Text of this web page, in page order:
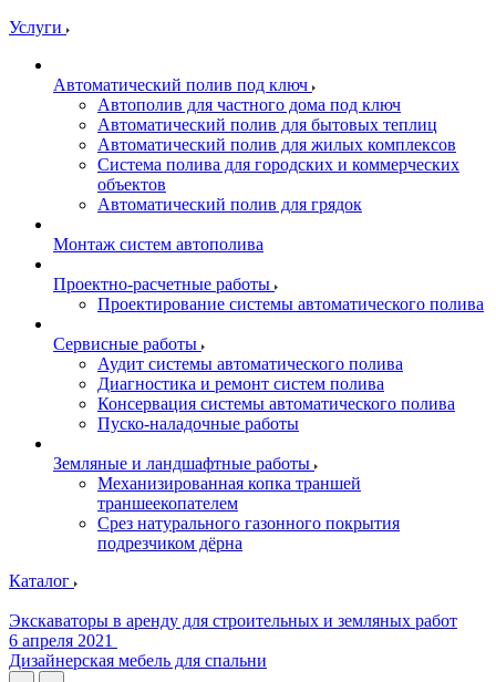
Услуги
Автоматический полив под ключ
Автополив для частного дома под ключ
Автоматический полив для бытовых теплиц
Автоматический полив для жилых комплексов
Система полива для городских и коммерческих
объектов
Автоматический полив для грядок
Монтаж систем автополива
Проектно-расчетные работы
Проектирование системы автоматического полива
Сервисные работы
Аудит системы автоматического полива
Диагностика и ремонт систем полива
Консервация системы автоматического полива
Пуско-наладочные работы
Земляные и ландшафтные работы
Механизированная копка траншей
траншеекопателем
Срез натурального газонного покрытия
подрезчиком дёрна
Каталог
Экскаваторы в аренду для строительных и земляных работ
6 апреля 2021
Дизайнерская мебель для спальни